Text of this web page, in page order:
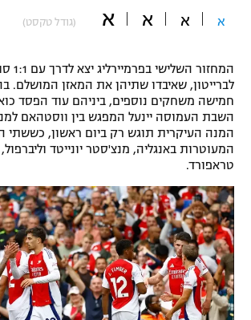
משתתפים וזוכים בפרסים
תקנון עבור פעילות אלקטרה
תקנון עבור פעילות ספורט 1 – "מרלן"
טניס
גיימינג E-Sports
תנאי שימוש
מדיניות פרטיות
תקנון פעילות ספורט 1
רשיון להקרנה פומבית לבית עסק
פוטבול אמריקאי NFL
בייסבול MLB
ספורט אתגרי ואקסטרים
אומנויות לחימה
גיימינג E-Sports
א א א א (גודל טקסט)
לברייטון, שאיבדו שתיהן את המאזן המושלם.
חמישה משחקים נוספים, ביניהם עוד הפסד
השבת העמוסה יינעל המפגש בין ווסטהאם
המנה העיקרית תוגש רק ביום ראשון, כששתי
המעוטרות באנגליה, מנצ'סטר יונייטד
טראפורד.